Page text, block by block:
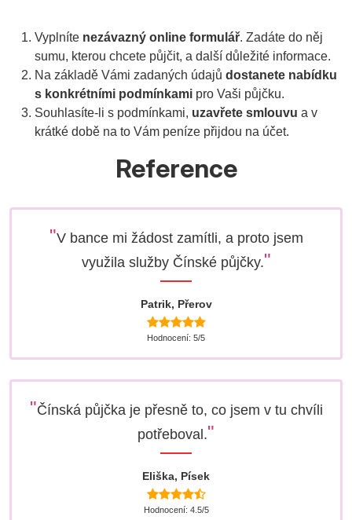
Vyplníte nezávazný online formulář. Zadáte do něj
sumu, kterou chcete půjčit, a další důležité informace.
Na základě Vámi zadaných údajů dostanete nabídku
s konkrétními podmínkami pro Vaši půjčku.
Souhlasíte-li s podmínkami, uzavřete smlouvu a v
krátké době na to Vám peníze přijdou na účet.
Reference
"V bance mi žádost zamítli, a proto jsem
využila služby Čínské půjčky."
Patrik, Přerov
Hodnocení: 5/5
"Čínská půjčka je přesně to, co jsem v tu chvíli
potřeboval."
Eliška, Písek
Hodnocení: 4.5/5